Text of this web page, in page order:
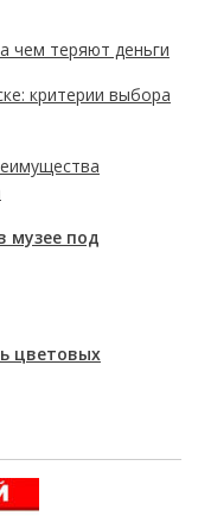
чем теряют деньги
критерии выбора
музее под
цветовых